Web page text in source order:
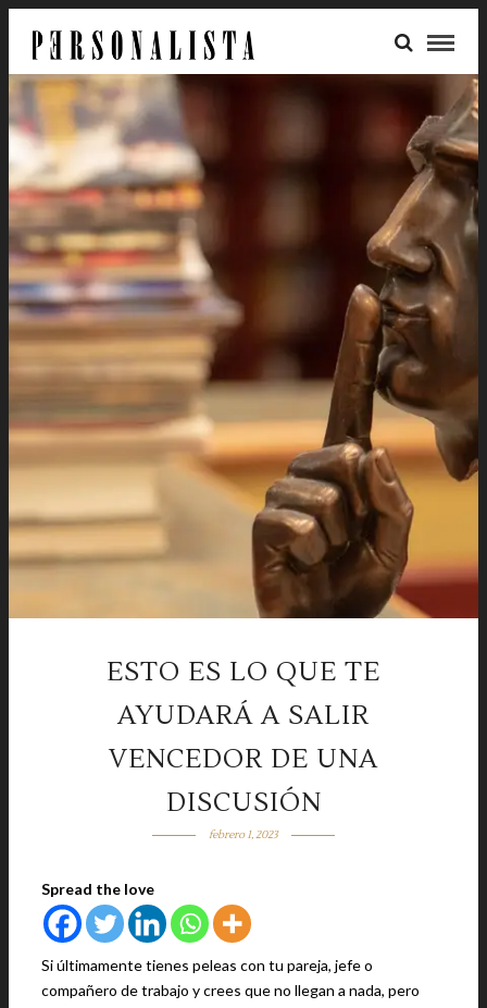
ESTO ES LO QUE TE
AYUDARÁ A SALIR
VENCEDOR DE UNA
DISCUSIÓN
febrero 1, 2023
Spread the love
Si últimamente tienes peleas con tu pareja, jefe o
compañero de trabajo y crees que no llegan a nada, pero